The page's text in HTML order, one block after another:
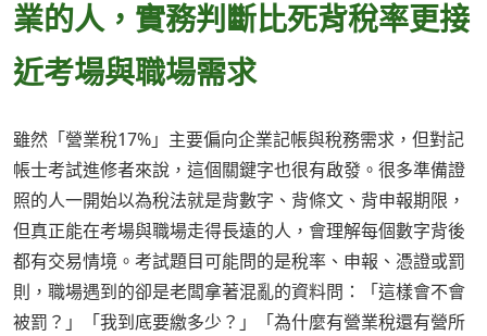
業的人，實務判斷比死背稅率更接
近考場與職場需求
雖然「營業稅17%」主要偏向企業記帳與稅務需求，但對記
帳士考試進修者來說，這個關鍵字也很有啟發。很多準備證
照的人一開始以為稅法就是背數字、背條文、背申報期限，
但真正能在考場與職場走得長遠的人，會理解每個數字背後
都有交易情境。考試題目可能問的是稅率、申報、憑證或罰
則，職場遇到的卻是老闆拿著混亂的資料問：「這樣會不會
被罰？」「我到底要繳多少？」「為什麼有營業稅還有營所